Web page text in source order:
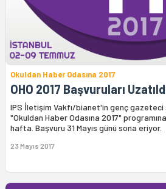
Okuldan Haber Odasına 2017
OHO 2017 Başvuruları
IPS İletişim Vakfı/bianet'in genç gazeteci
"Okuldan Haber Odasına 2017"
hafta. Başvuru 31 Mayıs günü sona eriyor.
23 Mayıs 2017